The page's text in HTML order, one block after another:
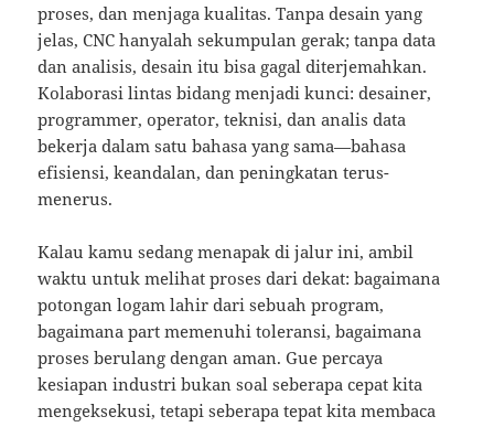
proses, dan menjaga kualitas. Tanpa desain yang
jelas, CNC hanyalah sekumpulan gerak; tanpa data
dan analisis, desain itu bisa gagal diterjemahkan.
Kolaborasi lintas bidang menjadi kunci: desainer,
programmer, operator, teknisi, dan analis data
bekerja dalam satu bahasa yang sama—bahasa
efisiensi, keandalan, dan peningkatan terus-
menerus.
Kalau kamu sedang menapak di jalur ini, ambil
waktu untuk melihat proses dari dekat: bagaimana
potongan logam lahir dari sebuah program,
bagaimana part memenuhi toleransi, bagaimana
proses berulang dengan aman. Gue percaya
kesiapan industri bukan soal seberapa cepat kita
mengeksekusi, tetapi seberapa tepat kita membaca